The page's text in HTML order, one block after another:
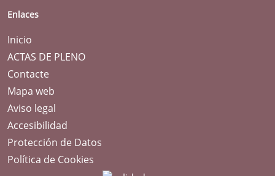
Enlaces
Inicio
ACTAS DE PLENO
Contacte
Mapa web
Aviso legal
Accesibilidad
Protección de Datos
Política de Cookies